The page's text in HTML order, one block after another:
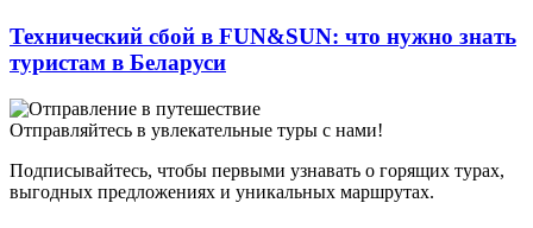
Технический сбой в FUN&SUN: что нужно знать
туристам в Беларуси
Отправляйтесь в увлекательные туры с нами!
Подписывайтесь, чтобы первыми узнавать о горящих турах,
выгодных предложениях и уникальных маршрутах.